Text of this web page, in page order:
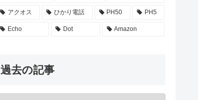
アクオス ひかり電話 PH50 PH5
Echo Dot Amazon
過去の記事